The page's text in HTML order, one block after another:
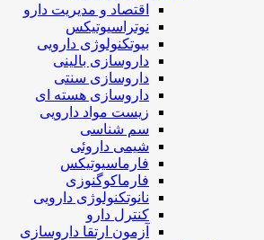
اقتصاد و مديريت دارو
نوتراسیوتیکس
بيوتكنولوژی دارویی
داروسازی بالينی
داروسازی سنتی
داروسازی هسته ای
زیست مواد دارویی
سم شناسی
شيمی داروئی
فارماسيوتيكس
فارماكوگنوزی
نانوتکنولوژی دارویی
كنترل دارو
آزمون ارتقا داروسازی